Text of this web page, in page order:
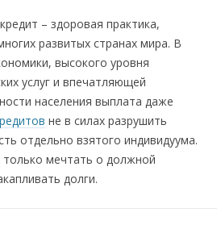
– здоровая практика,
развитых странах мира. В
высокого уровня
услуг и впечатляющей
населения выплата даже
не в силах разрушить
отдельно взятого индивидуума.
мечтать о должной
долги.